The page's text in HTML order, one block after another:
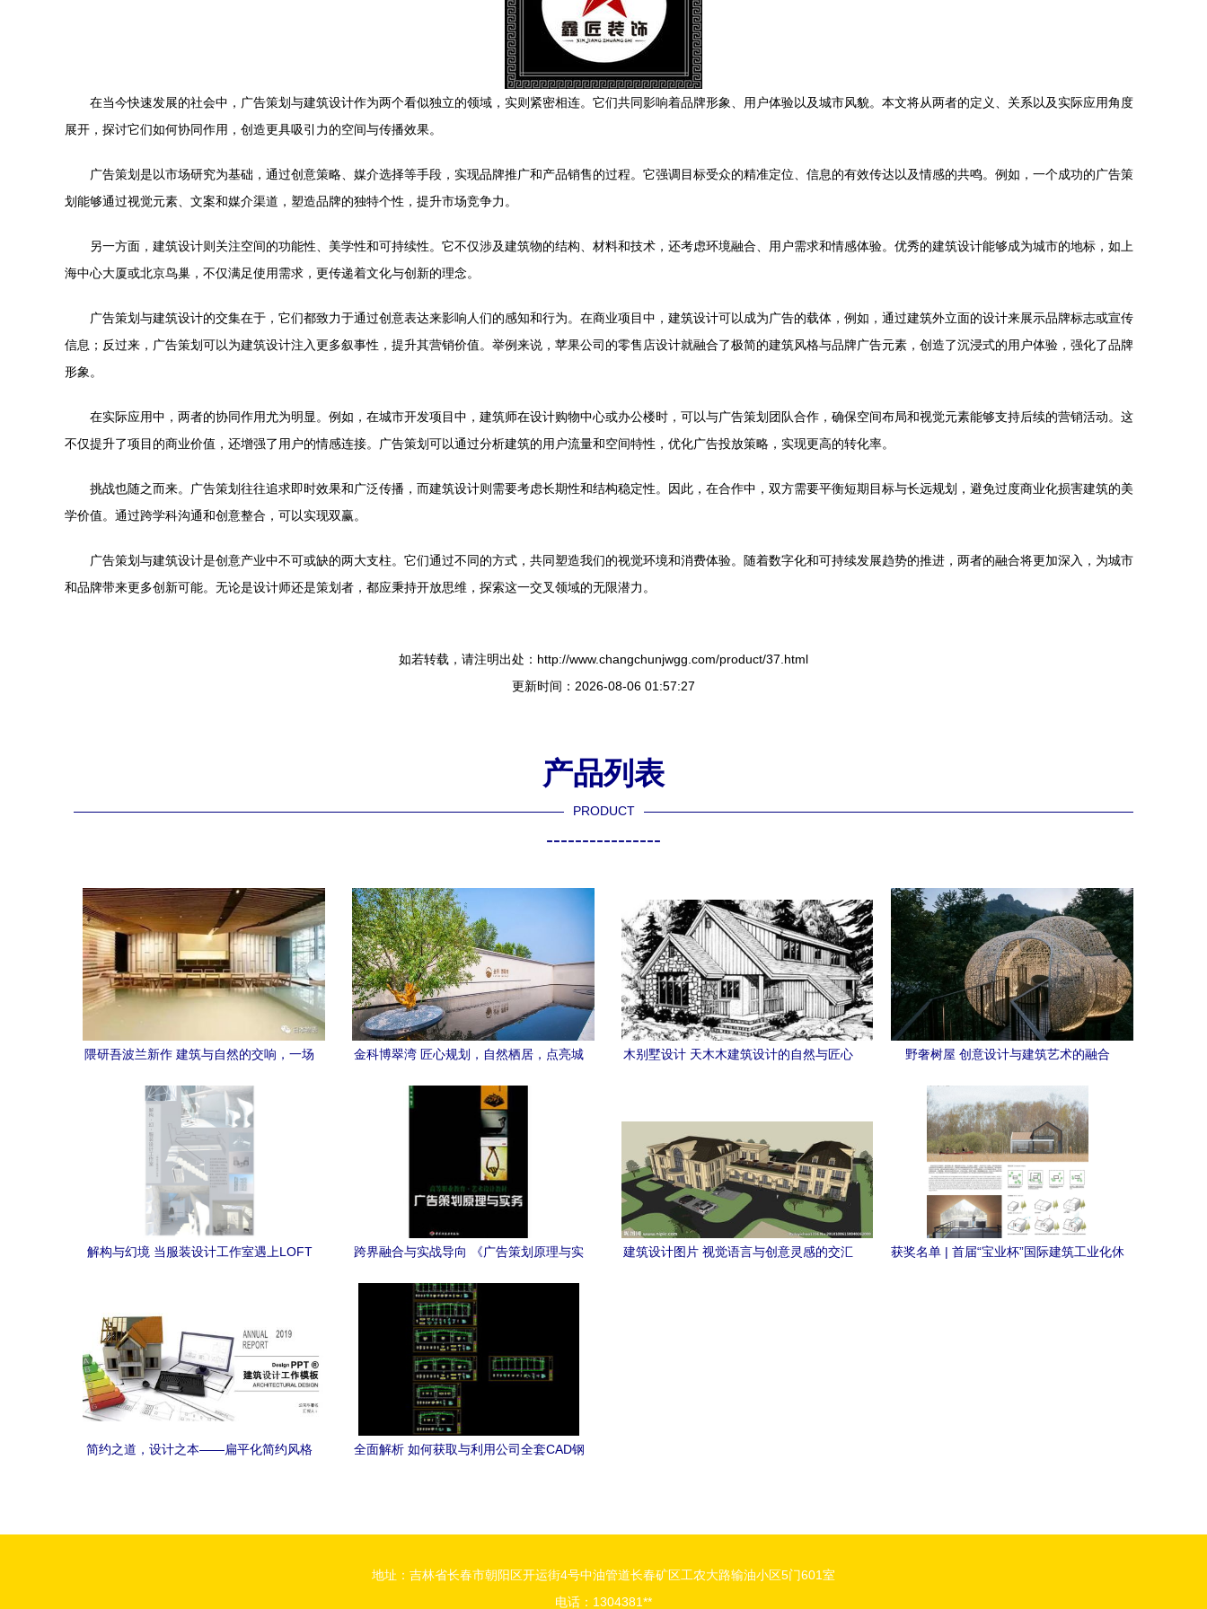
在当今快速发展的社会中，广告策划与建筑设计作为两个看似独立的领域，实则紧密相连。它们共同影响着品牌形象、用户体验以及城市风貌。本文将从两者的定义、关系以及实际应用角度
展开，探讨它们如何协同作用，创造更具吸引力的空间与传播效果。
广告策划是以市场研究为基础，通过创意策略、媒介选择等手段，实现品牌推广和产品销售的过程。它强调目标受众的精准定位、信息的有效传达以及情感的共鸣。例如，一个成功的广告策
划能够通过视觉元素、文案和媒介渠道，塑造品牌的独特个性，提升市场竞争力。
另一方面，建筑设计则关注空间的功能性、美学性和可持续性。它不仅涉及建筑物的结构、材料和技术，还考虑环境融合、用户需求和情感体验。优秀的建筑设计能够成为城市的地标，如上
海中心大厦或北京鸟巢，不仅满足使用需求，更传递着文化与创新的理念。
广告策划与建筑设计的交集在于，它们都致力于通过创意表达来影响人们的感知和行为。在商业项目中，建筑设计可以成为广告的载体，例如，通过建筑外立面的设计来展示品牌标志或宣传
信息；反过来，广告策划可以为建筑设计注入更多叙事性，提升其营销价值。举例来说，苹果公司的零售店设计就融合了极简的建筑风格与品牌广告元素，创造了沉浸式的用户体验，强化了品牌
形象。
在实际应用中，两者的协同作用尤为明显。例如，在城市开发项目中，建筑师在设计购物中心或办公楼时，可以与广告策划团队合作，确保空间布局和视觉元素能够支持后续的营销活动。这
不仅提升了项目的商业价值，还增强了用户的情感连接。广告策划可以通过分析建筑的用户流量和空间特性，优化广告投放策略，实现更高的转化率。
挑战也随之而来。广告策划往往追求即时效果和广泛传播，而建筑设计则需要考虑长期性和结构稳定性。因此，在合作中，双方需要平衡短期目标与长远规划，避免过度商业化损害建筑的美
学价值。通过跨学科沟通和创意整合，可以实现双赢。
广告策划与建筑设计是创意产业中不可或缺的两大支柱。它们通过不同的方式，共同塑造我们的视觉环境和消费体验。随着数字化和可持续发展趋势的推进，两者的融合将更加深入，为城市
和品牌带来更多创新可能。无论是设计师还是策划者，都应秉持开放思维，探索这一交叉领域的无限潜力。
如若转载，请注明出处：http://www.changchunjwgg.com/product/37.html
更新时间：2026-08-06 01:57:27
产品列表
PRODUCT
----------------
隈研吾波兰新作 建筑与自然的交响，一场
金科博翠湾 匠心规划，自然栖居，点亮城
木别墅设计 天木木建筑设计的自然与匠心
野奢树屋 创意设计与建筑艺术的融合
解构与幻境 当服装设计工作室遇上LOFT
跨界融合与实战导向 《广告策划原理与实
值思考
建筑设计图片 视觉语言与创意灵感的交汇
获奖名单 | 首届“宝业杯”国际建筑工业化休
简约之道，设计之本——扁平化简约风格
全面解析 如何获取与利用公司全套CAD钢
地址：吉林省长春市朝阳区开运街4号中油管道长春矿区工农大路输油小区5门601室
电话：1304381**